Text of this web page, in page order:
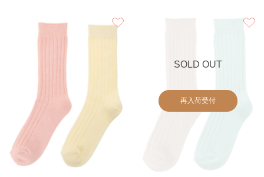
SOLD OUT
再入荷受付